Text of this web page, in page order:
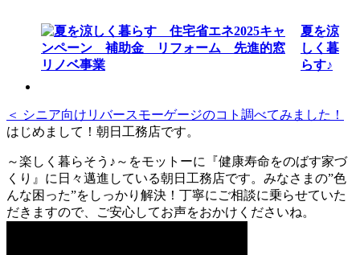
夏を涼
しく暮
らす♪
＜ シニア向けリバースモーゲージのコト調べてみました！
はじめまして！朝日工務店です。
～楽しく暮らそう♪～をモットーに『健康寿命をのばす家づ
くり』に日々邁進している朝日工務店です。みなさまの”色
んな困った”をしっかり解決！丁寧にご相談に乗らせていた
だきますので、ご安心してお声をおかけくださいね。